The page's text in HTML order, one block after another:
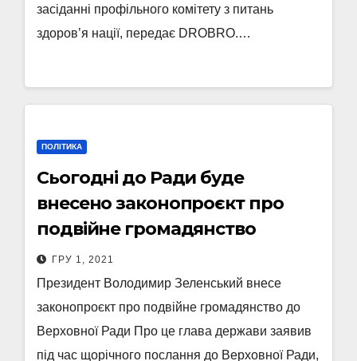
засіданні профільного комітету з питань
здоров’я нації, передає DROBRO.…
ПОЛІТИКА
Сьогодні до Ради буде
внесено законопроєкт про
подвійне громадянство
ГРУ 1, 2021
Президент Володимир Зеленський внесе
законопроєкт про подвійне громадянство до
Верховної Ради Про це глава держави заявив
під час щорічного послання до Верховної Ради,